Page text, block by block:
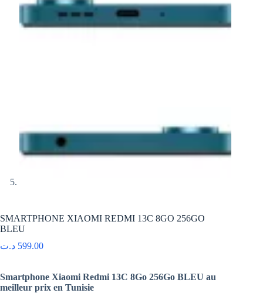
SMARTPHONE XIAOMI REDMI 13C 8GO 256GO
BLEU
599.00 د.ت
Smartphone Xiaomi Redmi 13C 8Go 256Go BLEU au
meilleur prix en Tunisie